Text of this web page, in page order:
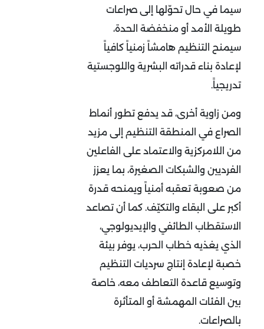
سيما في حال تحوّلها إلى صراعات
طويلة الأمد أو منخفضة الحدة،
سيمنح التنظيم هامشاً زمنياً كافياً
لإعادة بناء قدراته البشرية واللوجستية
تدريجياً.
ومن زاوية أخرى، قد يدفع تطور أنماط
الصراع في المنطقة التنظيم إلى مزيد
من اللامركزية والاعتماد على الفاعلين
الفرديين والشبكات الصغيرة، بما يعزز
من صعوبة تعقبه أمنياً ويمنحه قدرة
أكبر على البقاء والتكيّف. كما أن تصاعد
الاستقطاب الطائفي والإيديولوجي،
الذي يغذيه خطاب الحرب، يوفر بيئة
خصبة لإعادة إنتاج سرديات التنظيم
وتوسيع قاعدة التعاطف معه، خاصة
بين الفئات المهمشة أو المتأثرة
بالصراعات.